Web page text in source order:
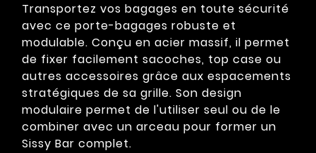
Transportez vos bagages en toute sécurité
avec ce porte-bagages robuste et
modulable. Conçu en acier massif, il permet
de fixer facilement sacoches, top case ou
autres accessoires grâce aux espacements
stratégiques de sa grille. Son design
modulaire permet de l'utiliser seul ou de le
combiner avec un arceau pour former un
Sissy Bar complet.